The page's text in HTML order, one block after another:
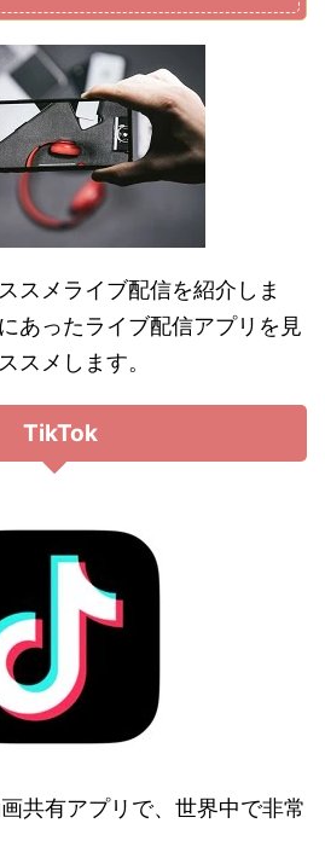
スメライブ配信を紹介しま
あったライブ配信アプリを見
スメします。
TikTok
共有アプリで、世界中で非常